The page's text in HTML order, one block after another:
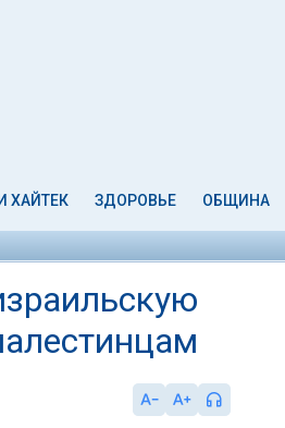
ХАЙТЕК ЗДОРОВЬЕ ОБЩИНА